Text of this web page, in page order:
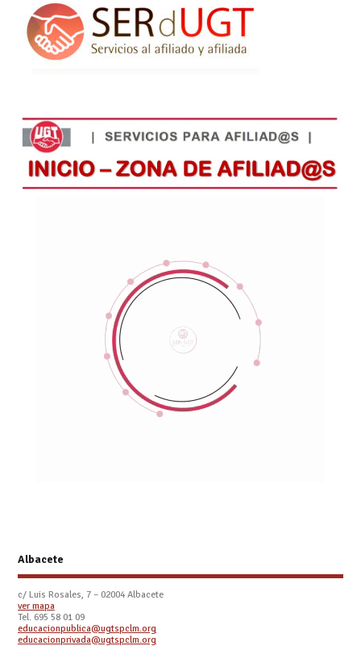
Albacete
c/ Luis Rosales, 7 – 02004 Albacete
ver mapa
Tel. 695 58 01 09
educacionpublica@ugtspclm.org
educacionprivada@ugtspclm.org